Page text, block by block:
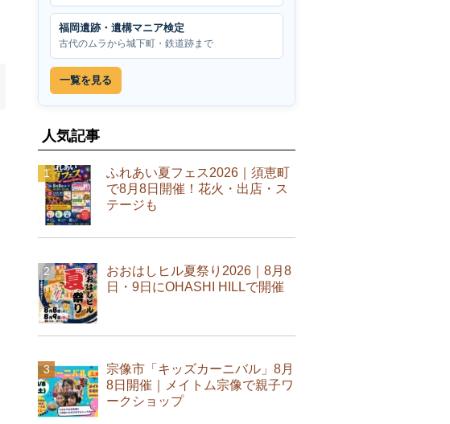
福岡遺跡・遺構マニア検定
古代のムラから城下町・鉄道跡まで
一覧を見る
人気記事
ふれあい夏フェス2026｜須恵町
で8月8日開催！花火・出店・ス
テージも
おおはしヒル夏祭り2026｜8月8
日・9日にOHASHI HILLで開催
宗像市「キッズカーニバル」8月
8日開催｜メイトム宗像で親子ワ
ークショップ